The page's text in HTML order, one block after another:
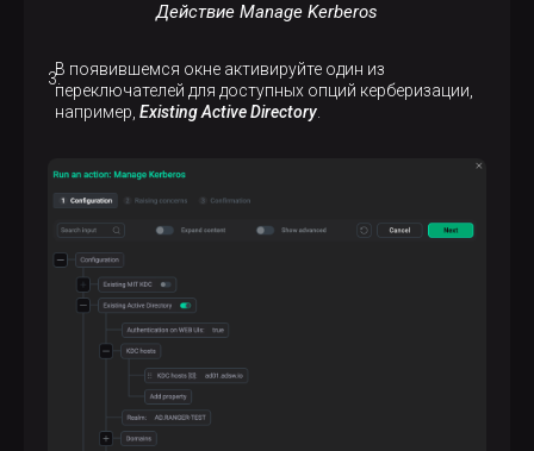
Действие Manage Kerberos
В появившемся окне активируйте один из
переключателей для доступных опций керберизации,
например, Existing Active Directory